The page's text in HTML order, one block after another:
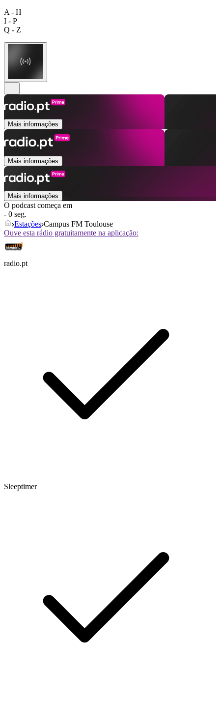
A - H
I - P
Q - Z
Mais informações
Mais informações
Mais informações
O podcast começa em
- 0 seg.
Estações Campus FM Toulouse
Ouve esta rádio gratuitamente na aplicação:
radio.pt
Sleeptimer